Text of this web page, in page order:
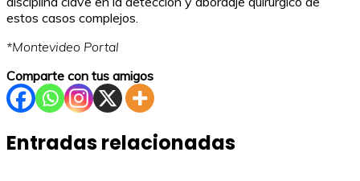
estos casos complejos.
*Montevideo Portal
Comparte con tus amigos
Entradas relacionadas